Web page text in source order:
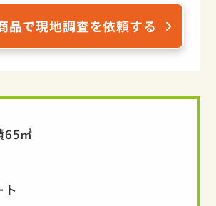
品で現地調査を依頼する
65㎡
ト